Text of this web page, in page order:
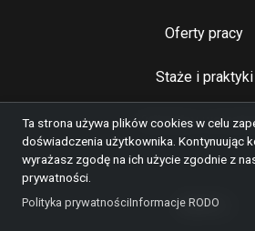
Oferty pracy
Staże i praktyki
Kulturalny
Ta strona używa plików cookies w celu
doświadczenia użytkownika. Kontynuując
wyrażasz zgodę na ich użycie zgodnie z
prywatności.
Polityka prywatnościInformacje RODO